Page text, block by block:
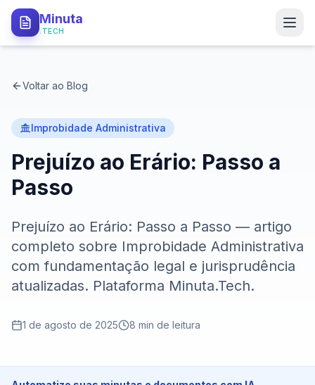
Minuta
.TECH
Como Funciona
Tipos de Minutas
API Local
Segurança
PARA QUEM
Procuradorias
Defensorias
Tribunais de Contas
Voltar ao Blog
Improbidade Administrativa
Prejuízo ao Erário: Passo a
Passo
Prejuízo ao Erário: Passo a Passo — artigo
completo sobre Improbidade Administrativa
com fundamentação legal e jurisprudência
atualizadas. Plataforma Minuta.Tech.
1 de agosto de 2025 8 min de leitura